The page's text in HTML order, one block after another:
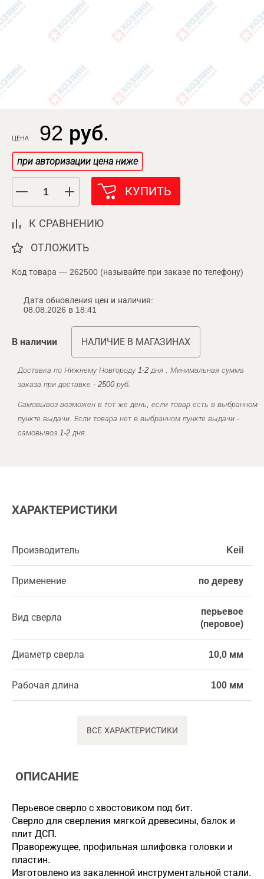
ЦЕНА 92 руб.
при авторизации цена ниже
КУПИТЬ
К СРАВНЕНИЮ
ОТЛОЖИТЬ
Код товара — 262500 (называйте при заказе по телефону)
Дата обновления цен и наличия:
08.08.2026 в 18:41
В наличии НАЛИЧИЕ В МАГАЗИНАХ
Доставка по Нижнему Новгороду 1-2 дня . Минимальная сумма
заказа при доставке - 2500 руб.
Самовывоз возможен в тот же день, если товар есть в выбранном
пункте выдачи. Если товара нет в выбранном пункте выдачи -
самовывоз 1-2 дня.
ХАРАКТЕРИСТИКИ
Производитель Keil
Применение по дереву
Вид сверла
перьевое
(перовое)
Диаметр сверла 10,0 мм
Рабочая длина 100 мм
ВСЕ ХАРАКТЕРИСТИКИ
ОПИСАНИЕ
Перьевое сверло с хвостовиком под бит.
Сверло для сверления мягкой древесины, балок и
плит ДСП.
Праворежущее, профильная шлифовка головки и
пластин.
Изготовлено из закаленной инструментальной стали.